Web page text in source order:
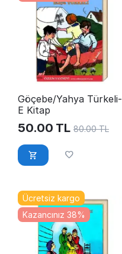
Göçebe/Yahya Türkeli-
E Kitap
50.00 TL 80.00 TL
Ücretsiz kargo
Kazancınız 38%